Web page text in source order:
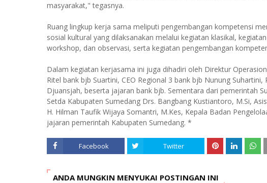
masyarakat," tegasnya.
Ruang lingkup kerja sama meliputi pengembangan kompetensi
sosial kultural yang dilaksanakan melalui kegiatan klasikal,
workshop, dan observasi, serta kegiatan pengembangan
Dalam kegiatan kerjasama ini juga dihadiri oleh Direktur
Ritel bank bjb Suartini, CEO Regional 3 bank bjb Nunung
Djuansjah, beserta jajaran bank bjb. Sementara dari pemerintah
Setda Kabupaten Sumedang Drs. Bangbang Kustiantoro, M.Si,
H. Hilman Taufik Wijaya Somantri, M.Kes, Kepala Badan
jajaran pemerintah Kabupaten Sumedang. *
Facebook Twitter
ANDA MUNGKIN MENYUKAI POSTINGAN INI